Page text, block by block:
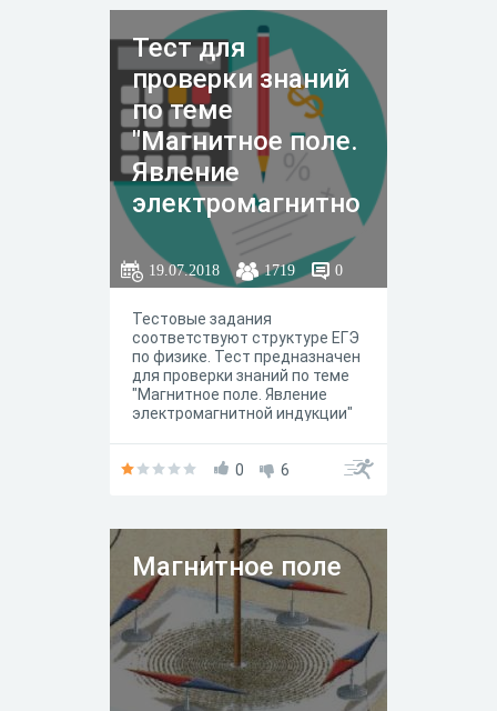
Тест для
проверки знаний
по теме
"Магнитное поле.
Явление
электромагнитно
й индукции"
19.07.2018 1719 0
Тестовые задания
соответствуют структуре ЕГЭ
по физике. Тест предназначен
для проверки знаний по теме
"Магнитное поле. Явление
электромагнитной индукции"
0 6
Магнитное поле